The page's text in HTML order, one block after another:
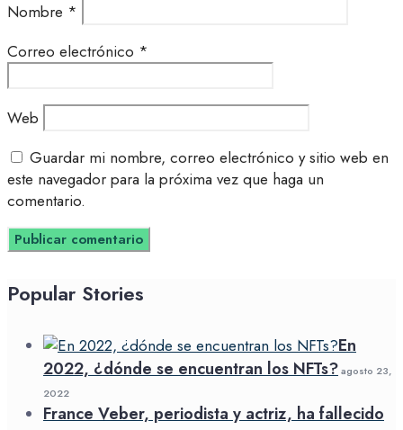
Nombre *
Correo electrónico *
Web
Guardar mi nombre, correo electrónico y sitio web en
este navegador para la próxima vez que haga un
comentario.
Popular Stories
En
2022, ¿dónde se encuentran los NFTs?agosto 23,
2022
France Veber, periodista y actriz, ha fallecido